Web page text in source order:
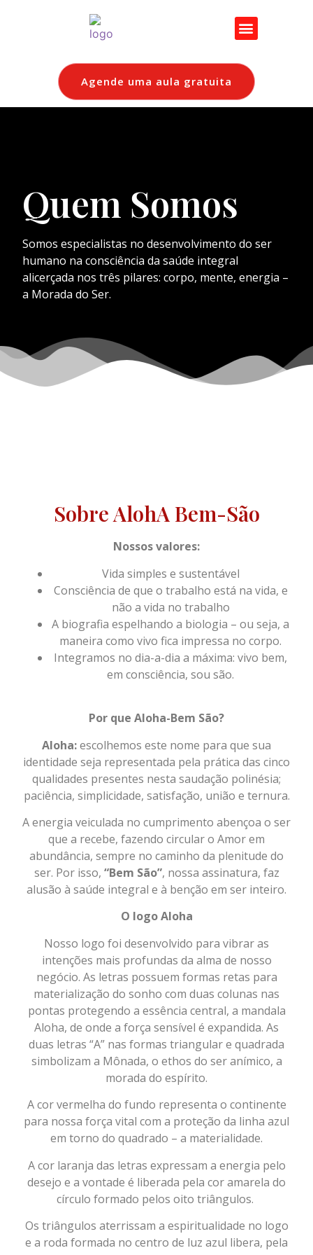
Agende uma aula gratuita
Quem Somos
Somos especialistas no desenvolvimento do ser
humano na consciência da saúde integral
alicerçada nos três pilares: corpo, mente, energia –
a Morada do Ser.
Sobre AlohA Bem-São
Nossos valores:
Vida simples e sustentável
Consciência de que o trabalho está na vida, e
não a vida no trabalho
A biografia espelhando a biologia – ou seja, a
maneira como vivo fica impressa no corpo.
Integramos no dia-a-dia a máxima: vivo bem,
em consciência, sou são.
Por que Aloha-Bem São?
Aloha:escolhemos este nome para que sua
identidade seja representada pela prática das cinco
qualidades presentes nesta saudação polinésia;
paciência, simplicidade, satisfação, união e ternura.
A energia veiculada no cumprimento abençoa o ser
que a recebe, fazendo circular o Amor em
abundância, sempre no caminho da plenitude do
ser. Por isso, “Bem São”, nossa assinatura, faz
alusão à saúde integral e à benção em ser inteiro.
O logo Aloha
Nosso logo foi desenvolvido para vibrar as
intenções mais profundas da alma de nosso
negócio. As letras possuem formas retas para
materialização do sonho com duas colunas nas
pontas protegendo a essência central, a mandala
Aloha, de onde a força sensível é expandida. As
duas letras “A” nas formas triangular e quadrada
simbolizam a Mônada, o ethos do ser anímico, a
morada do espírito.
A cor vermelha do fundo representa o continente
para nossa força vital com a proteção da linha azul
em torno do quadrado – a materialidade.
A cor laranja das letras expressam a energia pelo
desejo e a vontade é liberada pela cor amarela do
círculo formado pelos oito triângulos.
Os triângulos aterrissam a espiritualidade no logo
e a roda formada no centro de luz azul libera, pela